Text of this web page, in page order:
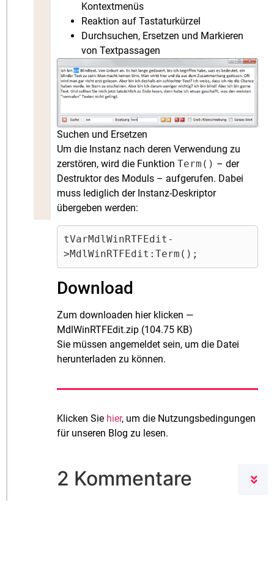
Kontextmenüs
Reaktion auf Tastaturkürzel
Durchsuchen, Ersetzen und Markieren
von Textpassagen
Suchen und Ersetzen
Um die Instanz nach deren Verwendung zu
zerstören, wird die FunktionTerm() – der
Destruktor des Moduls – aufgerufen. Dabei
muss lediglich der Instanz-Deskriptor
übergeben werden:
tVarMdlWinRTFEdit-
>MdlWinRTFEdit:Term();
Download
Zum downloaden hier klicken —
MdlWinRTFEdit.zip (104.75 KB)
Sie müssen angemeldet sein, um die Datei
herunterladen zu können.
Klicken Sie hier, um die Nutzungsbedingungen
für unseren Blog zu lesen.
2 Kommentare